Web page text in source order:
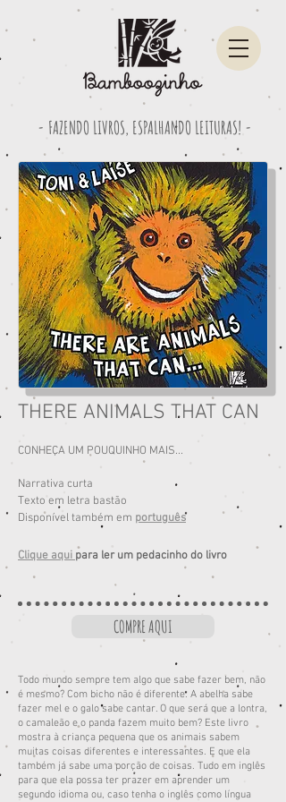
- FAZENDO LIVROS, ESPALHANDO LEITURAS! -
THERE ANIMALS THAT CAN
CONHEÇA UM POUQUINHO MAIS...
Narrativa curta
Texto em letra bastão
Disponível também em português
Clique aqui para ler um pedacinho do livro
COMPRE AQUI
Todo mundo sempre tem algo que sabe fazer bem, não
é mesmo? Com bicho não é diferente. A abelha sabe
fazer mel e o galo sabe cantar. O que será que a lontra,
o camaleão e o panda fazem muito bem? Este livro
mostra à criança pequena que os animais sabem
muitas coisas diferentes e interessantes. E que ela
também já sabe uma porção de coisas. Tudo em inglês
para que ela possa ter prazer em aprender um
segundo idioma ou, caso tenha o inglês como língua